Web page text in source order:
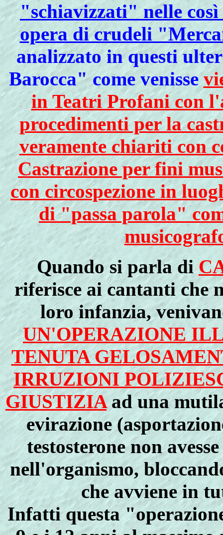
"schiavizzati" nelle
opera di crudeli
analizzato in questi
Barocca" come venisse
in Teatri Profani con
procedimenti per la
veramente chiariti con
Castrazione per fini
con circospezione in
di "passa parola"
Quandosi parla di
riferisce ai cantanti che
loro infanzia,
UN'OPERAZIONE
TENUTA
IRRUZIONI
GIUSTIZIAad una
evirazione
testosterone non
nell'organismo,
che avviene in
Infatti questa